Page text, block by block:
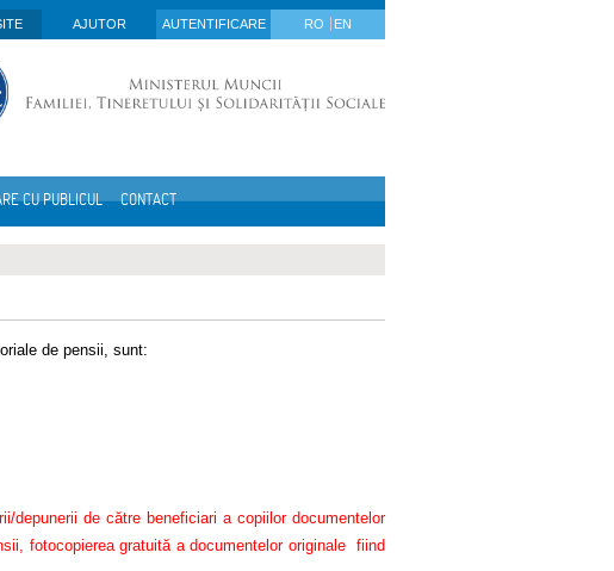
AJUTOR AUTENTIFICARE RO EN
CU PUBLICUL CONTACT
de pensii, sunt:
depunerii de către beneficiari a copiilor documentelor
fotocopierea gratuită a documentelor originale fiind